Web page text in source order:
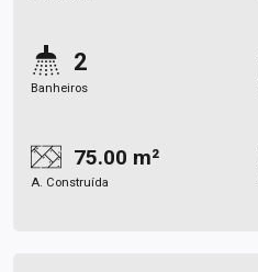
2
Banheiros
75.00 m²
A. Construída